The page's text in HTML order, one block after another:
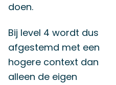
doen.
Bij level 4 wordt dus
afgestemd met een
hogere context dan
alleen de eigen